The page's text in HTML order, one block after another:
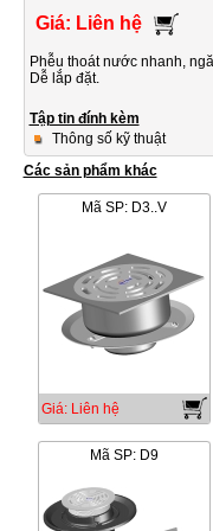
Giá: Liên hệ
Phễu thoát nước nhanh,
Dễ lắp đặt.
Tập tin đính kèm
Thông số kỹ thuật
Các sản phẩm khác
Mã SP: D3..V
Giá: Liên hệ
Mã SP: D9